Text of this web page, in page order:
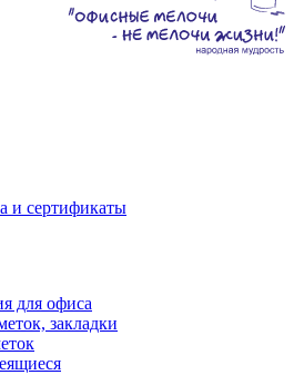
и сертификаты
для офиса
закладки